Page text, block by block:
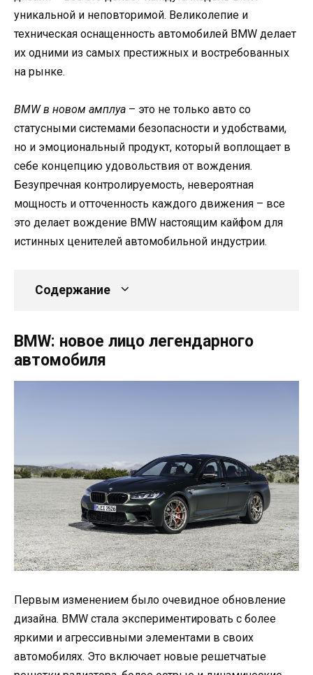
уникальной и неповторимой. Великолепие и
техническая оснащенность автомобилей BMW делает
их одними из самых престижных и востребованных
на рынке.
BMW в новом амплуа – это не только авто со
статусными системами безопасности и удобствами,
но и эмоциональный продукт, который воплощает в
себе концепцию удовольствия от вождения.
Безупречная контролируемость, невероятная
мощность и отточенность каждого движения – все
это делает вождение BMW настоящим кайфом для
истинных ценителей автомобильной индустрии.
Содержание
BMW: новое лицо легендарного
автомобиля
Первым изменением было очевидное обновление
дизайна. BMW стала экспериментировать с более
яркими и агрессивными элементами в своих
автомобилях. Это включает новые решетчатые